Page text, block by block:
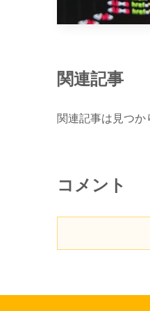
関連記事
関連記事は見つか
コメント